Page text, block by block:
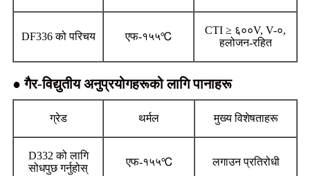
DF336 को परिचय एफ-१५५℃
CTI ≥ ६००V, V-०,
हलोजन-रहित
● गैर-विद्युतीय अनुप्रयोगहरूको लागि पानाहरू
ग्रेड थर्मल मुख्य विशेषताहरू
D332 को लागि
सोधपुछ गर्नुहोस्
एफ-१५५℃ लगाउन प्रतिरोधी